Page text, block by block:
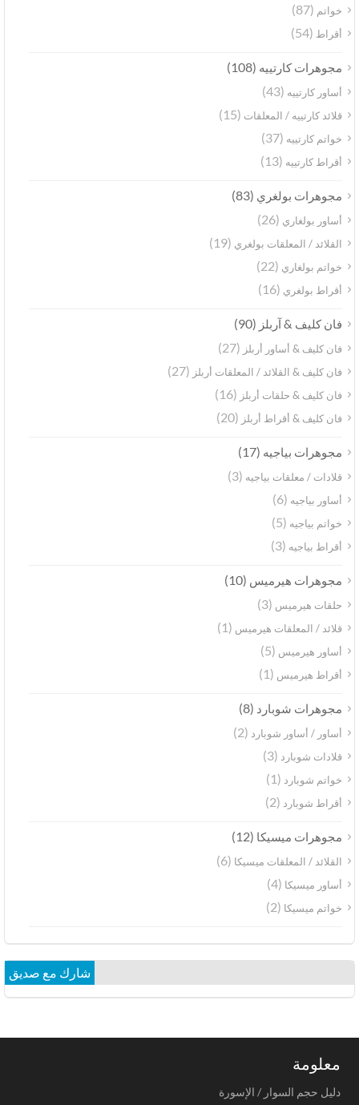
خواتم(87)
أقراط (54)
مجوهرات كارتييه(108)
أساور كارتييه(43)
قلائد كارتييه / المعلقات(15)
خواتم كارتييه(37)
أقراط كارتييه(13)
مجوهرات بولغري(83)
أساور بولغاري(26)
القلائد / المعلقات بولغري(19)
خواتم بولغاري(22)
أقراط بولغري(16)
فان كليف & آربلز (90)
فان كليف & أساور أربلز (27)
فان كليف & القلائد / المعلقات أربلز (27)
فان كليف & حلقات أربلز (16)
فان كليف & أقراط أربلز (20)
مجوهرات بياجيه(17)
قلادات / معلقات بياجيه(3)
أساور بياجيه(6)
خواتم بياجيه(5)
أقراط بياجيه(3)
مجوهرات هيرميس(10)
حلقات هيرميس(3)
قلائد / المعلقات هيرميس(1)
أساور هيرميس(5)
أقراط هيرميس(1)
مجوهرات شوبارد(8)
أساور / أساور شوبارد(2)
قلادات شوبارد(3)
خواتم شوبارد(1)
أقراط شوبارد(2)
مجوهرات ميسيكا(12)
القلائد / المعلقات ميسيكا(6)
أساور ميسيكا(4)
خواتم ميسيكا(2)
شارك مع صديق
معلومة
دليل حجم السوار / الإسورة